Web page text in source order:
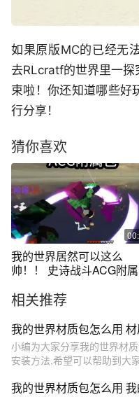
如果原版MC的已经无
去RLcratf的世界里一探
束啦！你还知道哪些好
行分享！
猜你喜欢
我的世界居然可以这么
帅！！ 史诗战斗ACG附
相关推荐
我的世界材质包怎么用
小编为大家分享我的世界材
安装方法,希望可以帮助到大
我的世界材质包怎么用